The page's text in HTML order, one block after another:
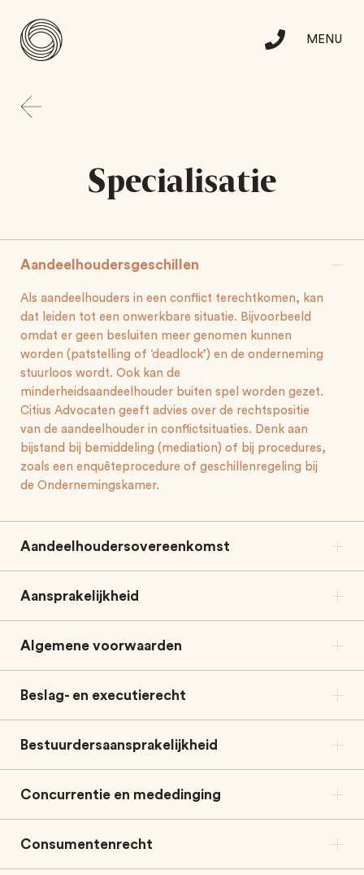
MENU
content
Specialisatie
Team
Contact
en
info@citiusadvocaten.nl
+31 20 5301730
Specialisatie
Aandeelhoudersgeschillen
Als aandeelhouders in een conflict terechtkomen, kan
dat leiden tot een onwerkbare situatie. Bijvoorbeeld
omdat er geen besluiten meer genomen kunnen
worden (patstelling of ‘deadlock’) en de onderneming
stuurloos wordt. Ook kan de
minderheidsaandeelhouder buiten spel worden gezet.
Citius Advocaten geeft advies over de rechtspositie
van de aandeelhouder in conflictsituaties. Denk aan
bijstand bij bemiddeling (mediation) of bij procedures,
zoals een enquêteprocedure of geschillenregeling bij
de Ondernemingskamer.
Aandeelhoudersovereenkomst
Aansprakelijkheid
Algemene voorwaarden
Beslag- en executierecht
Bestuurdersaansprakelijkheid
Concurrentie en mededinging
Consumentenrecht